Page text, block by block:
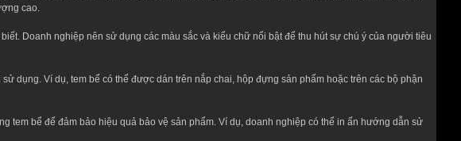
cao.
Doanh nghiệp nên sử dụng các màu sắc và kiểu chữ nổi bật để thu hút sự chú ý của người tiêu
dụng. Ví dụ, tem bể có thể được dán trên nắp chai, hộp đựng sản phẩm hoặc trên các bộ phận
bể để đảm bảo hiệu quả bảo vệ sản phẩm. Ví dụ, doanh nghiệp có thể in ấn hướng dẫn sử